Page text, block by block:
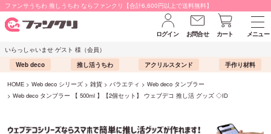
ファンサうちわ 推しうちわ ならファンクリ【合計6,600円以上で送料無料】
ログイン お問合せ カート
メニュー
いらっしゃいませ ゲスト 様（会員）
Web deco
推し活うちわ アクリルスタンド 手作り材料
HOME Web deco シリーズ 雑貨 バラエティ
Web deco タンブラー
Web deco タンブラー 【 500ml 】【2個セット】 ウェブデコ 推し活 グッズ ◇ID